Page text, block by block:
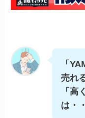
「
売れ
「高
は・